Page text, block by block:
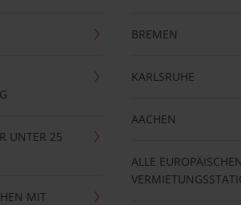
UNTER 25
MIT
BREMEN
KARLSRUHE
AACHEN
ALLE EUROPÄISCHEN